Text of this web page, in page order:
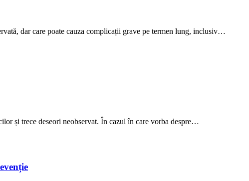
dar care poate cauza complicații grave pe termen lung, inclusiv…
și trece deseori neobservat. În cazul în care vorba despre…